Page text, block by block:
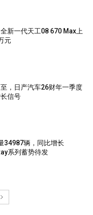
新一代天工08 670 Max上
元
，日产汽车26财年一季度
信号
34987辆，同比增长
系列蓄势待发